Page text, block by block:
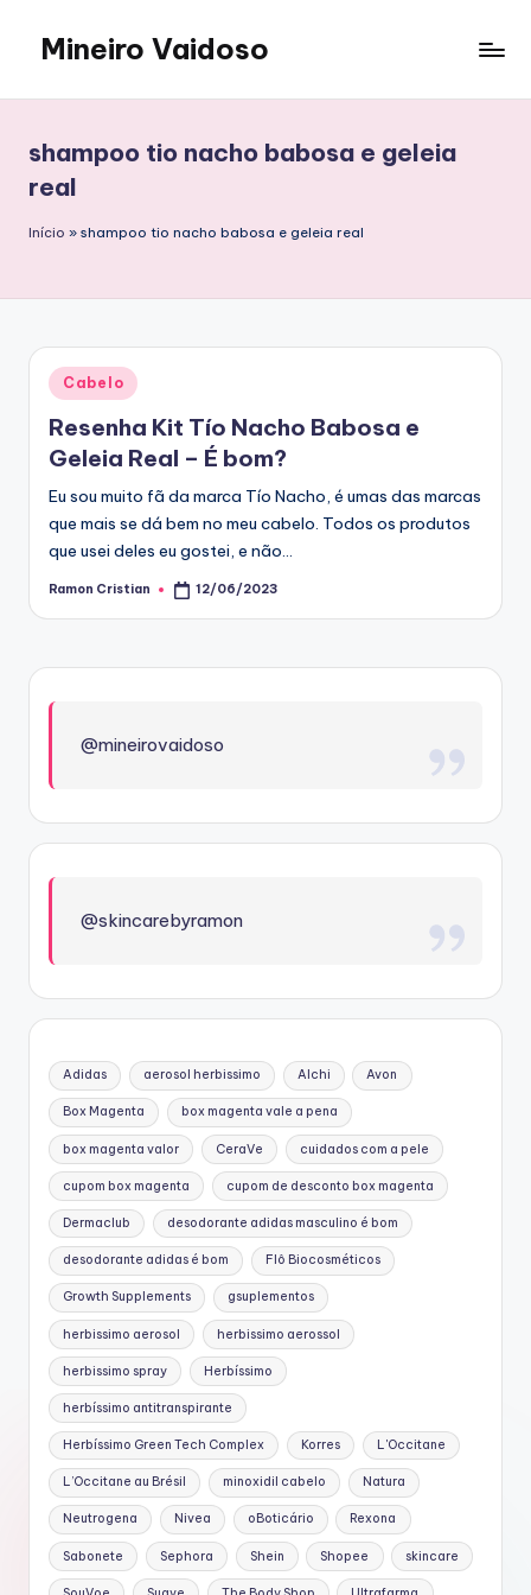
content
Mineiro Vaidoso
Autocuidado
e
Resenhas
shampoo tio nacho babosa e geleia
real
Início » shampoo tio nacho babosa e geleia real
Posted
in
Cabelo
Resenha Kit Tío Nacho Babosa e
Geleia Real – É bom?
Eu sou muito fã da marca Tío Nacho, é umas das marcas
que mais se dá bem no meu cabelo. Todos os produtos
que usei deles eu gostei, e não…
Posted
Ramon Cristian 12/06/2023
@mineirovaidoso
@skincarebyramon
Adidas aerosol herbissimo Alchi Avon
Box Magenta box magenta vale a pena
box magenta valor CeraVe cuidados com a pele
cupom box magenta cupom de desconto box magenta
Dermaclub desodorante adidas masculino é bom
desodorante adidas é bom Flô Biocosméticos
Growth Supplements gsuplementos
herbissimo aerosol herbissimo aerossol
herbissimo spray Herbíssimo
herbíssimo antitranspirante
Herbíssimo Green Tech Complex Korres L'Occitane
L’Occitane au Brésil minoxidil cabelo Natura
Neutrogena Nivea oBoticário Rexona
Sabonete Sephora Shein Shopee skincare